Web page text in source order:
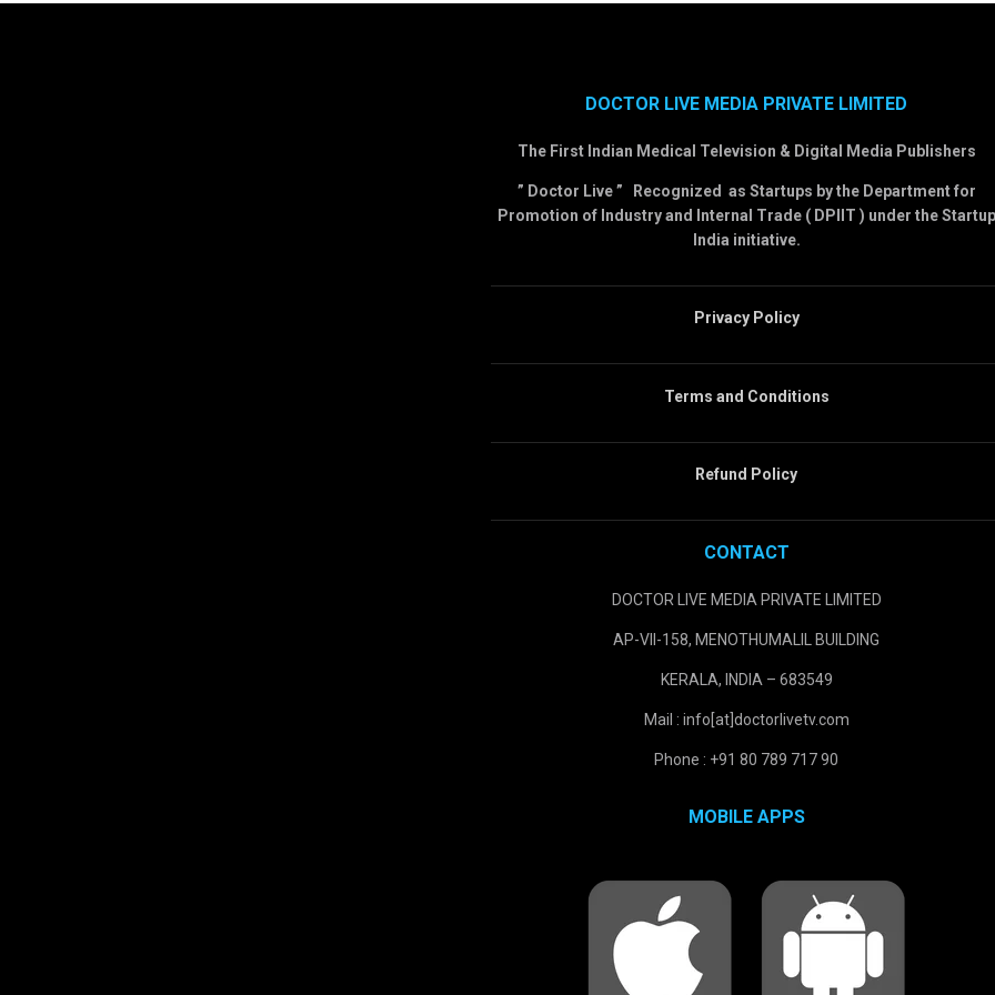
DOCTOR LIVE MEDIA PRIVATE LIMITED
The First Indian Medical Television & Digital Media Publishers
” Doctor Live ” Recognized as Startups by the Department for
Promotion of Industry and Internal Trade ( DPIIT ) under the Startup
India initiative.
Privacy Policy
Terms and Conditions
Refund Policy
CONTACT
DOCTOR LIVE MEDIA PRIVATE LIMITED
AP-VII-158, MENOTHUMALIL BUILDING
KERALA, INDIA – 683549
Mail : info[at]doctorlivetv.com
Phone : +91 80 789 717 90
MOBILE APPS